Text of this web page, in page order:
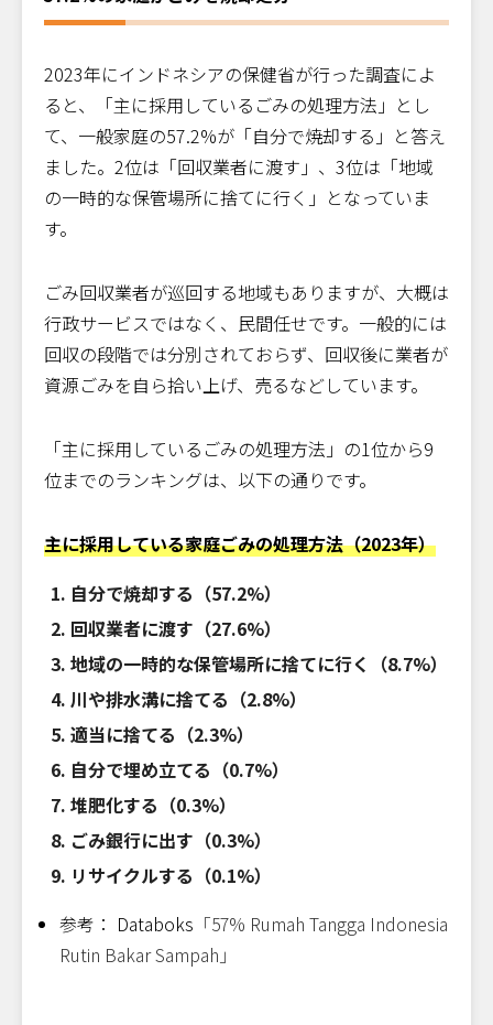
2023年にインドネシアの保健省が行った調査によ
ると、「主に採用しているごみの処理方法」とし
て、一般家庭の57.2%が「自分で焼却する」と答え
ました。2位は「回収業者に渡す」、3位は「地域
の一時的な保管場所に捨てに行く」となっていま
す。
ごみ回収業者が巡回する地域もありますが、大概は
行政サービスではなく、民間任せです。一般的には
回収の段階では分別されておらず、回収後に業者が
資源ごみを自ら拾い上げ、売るなどしています。
「主に採用しているごみの処理方法」の1位から9
位までのランキングは、以下の通りです。
主に採用している家庭ごみの処理方法（2023年）
自分で焼却する（57.2%）
回収業者に渡す（27.6%）
地域の一時的な保管場所に捨てに行く（8.7%）
川や排水溝に捨てる（2.8%）
適当に捨てる（2.3%）
自分で埋め立てる（0.7%）
堆肥化する（0.3%）
ごみ銀行に出す（0.3%）
リサイクルする（0.1%）
参考： Databoks 「57% Rumah Tangga Indonesia
Rutin Bakar Sampah」